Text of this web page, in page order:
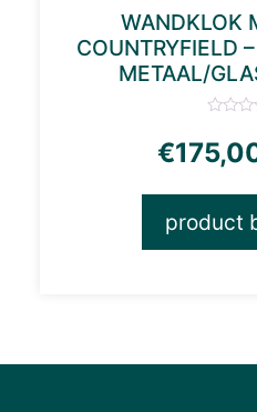
WANDKLOK
COUNTRYFIELD
METAAL/
€
product